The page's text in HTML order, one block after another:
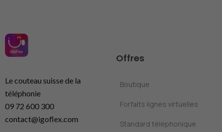
Le couteau suisse de la
téléphonie
09 72 600 300
contact@igoflex.com
Offres
Boutique
Forfaits lignes virtuelles
Standard téléphonique